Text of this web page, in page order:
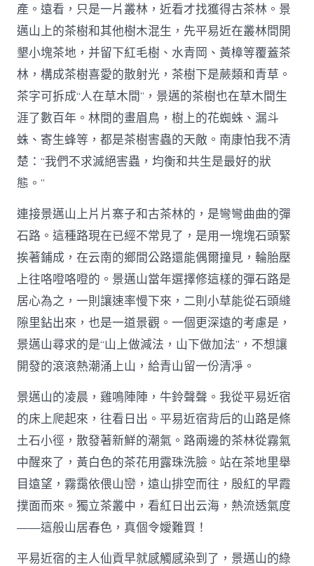
產。遠看，只是一片叢林，近看才找獲得古茶林。景
邁山上的茶樹和其他樹木混生，先平易近在叢林間開
墾小塊茶地，并留下紅毛樹、水青岡、黃樟等覆蓋茶
林，構成茶樹喜愛的散射光，茶樹下是蕨類和青草。
茶字可拆成“人在草木間”，景邁的茶樹也在草木間生
涯了數百年。林間的畫眉鳥，樹上的花蜘蛛、漏斗
蛛、寄生蜂等，都是茶樹害蟲的天敵。南康怕我不清
楚：“我們不求滅絕害蟲，均衡和共生是最好的狀
態。”
連接景邁山上片片寨子和古茶林的，是彎彎曲曲的彈
石路。這種路現在已經不常見了，是用一塊塊石頭緊
挨著鋪成，在云南的鄉間公路還能偶爾撞見，輪胎壓
上往咯噔咯噔的。景邁山當年選擇修這樣的彈石路是
居心為之，一則讓速率慢下來，二則小草能從石頭縫
隙里鉆出來，也是一道景觀。一個更深遠的考慮是，
景邁山尋求的是“山上做減法，山下做加法”，不想讓
開發的滾滾熱潮涌上山，給青山留一份清凈。
景邁山的凌晨，雞鳴陣陣，牛鈴聲聲。我從平易近宿
的床上爬起來，往看日出。平易近宿背后的山路是條
土石小徑，散發著新鮮的潮氣。路兩邊的茶林從霧氣
中醒來了，黃白色的茶花用露珠洗臉。站在茶地里舉
目遠望，霧靄依偎山巒，遠山排空而往，殷紅的早霞
撲面而來。獨立茶叢中，看紅日出云海，熱流透氣度
——這般山居春色，真個令嬡難買！
平易近宿的主人仙貢早就感觸感染到了，景邁山的綠